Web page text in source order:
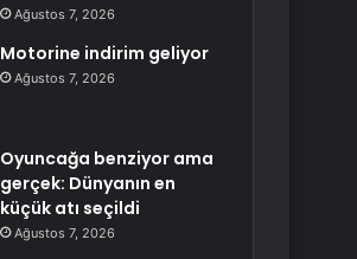
Ağustos 7, 2026
Motorine indirim geliyor
Ağustos 7, 2026
Oyuncağa benziyor ama
gerçek: Dünyanın en
küçük atı seçildi
Ağustos 7, 2026